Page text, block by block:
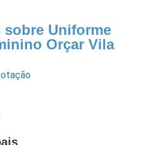
sobre Uniforme
Orçar Vila